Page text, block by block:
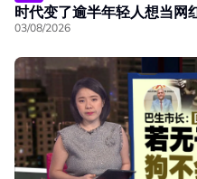
时代变了逾半年轻人想当网
03/08/2026